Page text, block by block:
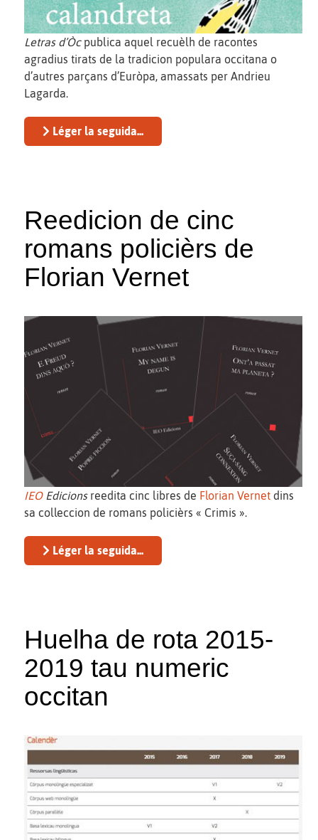
Letras d’Òcpublica aquel recuèlh de racontes
agradius tirats de la tradicion populara occitana o
d’autres parçans d’Euròpa, amassats per Andrieu
Lagarda.
Léger la seguida...
Reedicion de cinc
romans policièrs de
Florian Vernet
IEOEdicionsreedita cinc libres de Florian Vernet dins
sa colleccion de romans policièrs « Crimis ».
Léger la seguida...
Huelha de rota 2015-
2019 tau numeric
occitan